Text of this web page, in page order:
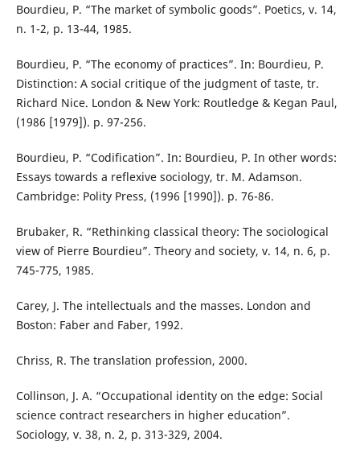
Bourdieu, P. “The market of symbolic goods”. Poetics, v. 14,
n. 1-2, p. 13-44, 1985.
Bourdieu, P. “The economy of practices”. In: Bourdieu, P.
Distinction: A social critique of the judgment of taste, tr.
Richard Nice. London & New York: Routledge & Kegan Paul,
(1986 [1979]). p. 97-256.
Bourdieu, P. “Codification”. In: Bourdieu, P. In other words:
Essays towards a reflexive sociology, tr. M. Adamson.
Cambridge: Polity Press, (1996 [1990]). p. 76-86.
Brubaker, R. “Rethinking classical theory: The sociological
view of Pierre Bourdieu”. Theory and society, v. 14, n. 6, p.
745-775, 1985.
Carey, J. The intellectuals and the masses. London and
Boston: Faber and Faber, 1992.
Chriss, R. The translation profession, 2000.
Collinson, J. A. “Occupational identity on the edge: Social
science contract researchers in higher education”.
Sociology, v. 38, n. 2, p. 313-329, 2004.